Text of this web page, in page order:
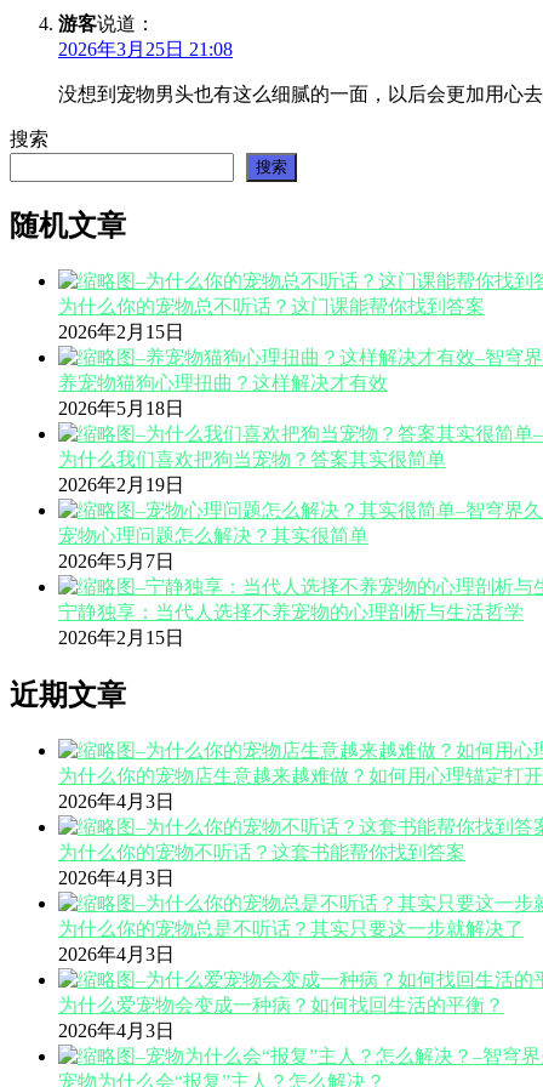
游客说道：
2026年3月25日 21:08
没想到宠物男头也有这么细腻的一面，以后会更加用心
搜索
搜索
随机文章
为什么你的宠物总不听话？这门课能帮你找到答案
2026年2月15日
养宠物猫狗心理扭曲？这样解决才有效
2026年5月18日
为什么我们喜欢把狗当宠物？答案其实很简单
2026年2月19日
宠物心理问题怎么解决？其实很简单
2026年5月7日
宁静独享：当代人选择不养宠物的心理剖析与生活哲学
2026年2月15日
近期文章
为什么你的宠物店生意越来越难做？如何用心理锚定打
2026年4月3日
为什么你的宠物不听话？这套书能帮你找到答案
2026年4月3日
为什么你的宠物总是不听话？其实只要这一步就解决了
2026年4月3日
为什么爱宠物会变成一种病？如何找回生活的平衡？
2026年4月3日
宠物为什么会“报复”主人？怎么解决？